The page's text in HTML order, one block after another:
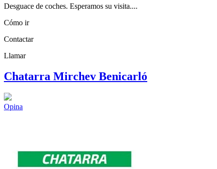
Desguace de coches. Esperamos su visita....
Cómo ir
Contactar
Llamar
Chatarra Mirchev Benicarló
Opina